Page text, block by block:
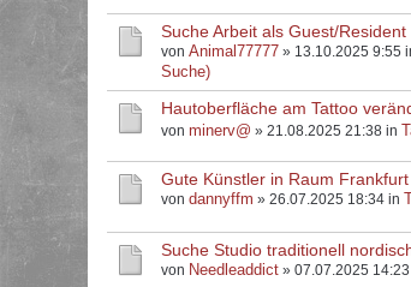
Suche Arbeit als Guest/Resident
von Animal77777 » 13.10.2025 9:55
Suche)
Hautoberfläche am Tattoo
von minerv@ » 21.08.2025 21:38 in
Gute Künstler in Raum
von dannyffm » 26.07.2025 18:34 in
Suche Studio traditionell
von Needleaddict » 07.07.2025